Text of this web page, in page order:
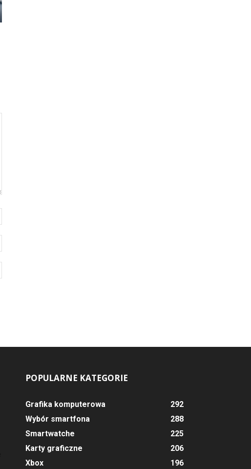
POPULARNE KATEGORIE
Grafika komputerowa
292
Wybór smartfona
288
Smartwatche
225
Karty graficzne
206
Xbox
196